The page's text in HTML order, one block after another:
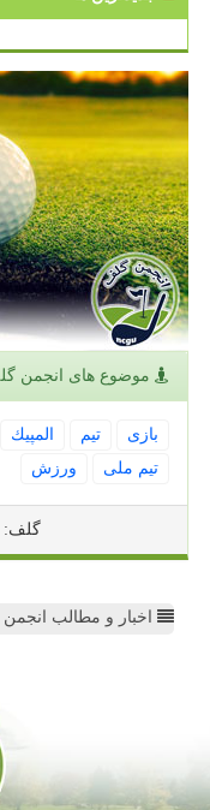
موضوع های انجمن
بازی تیم المپیك
تیم ملی
ورزش
گلف:
اخبار و مطالب